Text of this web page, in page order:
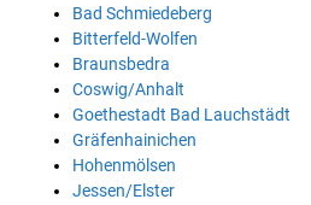
Bad Schmiedeberg
Bitterfeld-Wolfen
Braunsbedra
Coswig/Anhalt
Goethestadt Bad Lauchstädt
Gräfenhainichen
Hohenmölsen
Jessen/Elster